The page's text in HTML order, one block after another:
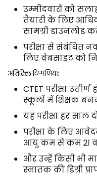
उम्मीदवारों को
तैयारी के लिए
सामग्री डाउनलोड
परीक्षा से संबंधित
लिए वेबसाइट को
अतिरिक्त टिप्पणियां:
CTET परीक्षा
स्कूलों में शिक्षक बनने
यह परीक्षा हर साल
परीक्षा के लिए
आयु कम से कम 21
और उन्हें किसी भी
स्नातक की डिग्री